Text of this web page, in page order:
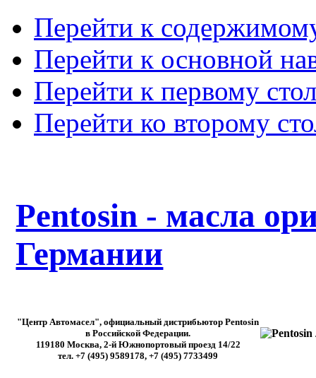
Перейти к
Перейти к основной
Перейти к первому
Перейти ко второму
Pentosin - масла
Германии
"Центр Автомасел", официальный дистрибьютор Pentosin
в Российской Федерации.
119180 Москва, 2-й Южнопортовый проезд 14/22
тел. +7 (495) 9589178, +7 (495) 7733499